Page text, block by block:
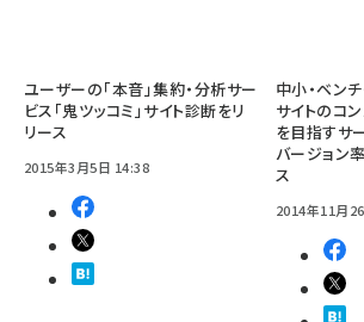
ユーザーの「本音」集約・分析サー
ビス「鬼ツッコミ」サイト診断をリ
リース
2015年3月5日 14:38
中小・ベン
サイトのコ
を目指すサ
バージョン
ス
2014年11月